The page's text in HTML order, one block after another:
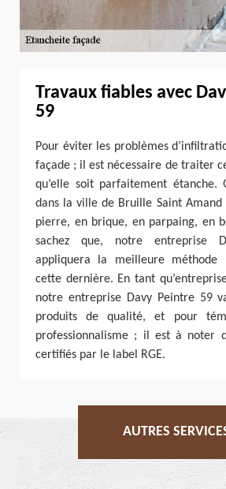
Travaux fiables avec
59
Pour éviter les problèmes
façade ; il est nécessaire de traiter
qu’elle soit parfaitement étanche.
dans la ville de Bruille Saint
pierre, en brique, en parpaing, en
sachez que, notre entreprise
appliquera la meilleure méthode
cette dernière. En tant
notre entreprise Davy Peintre 59
produits de qualité, et pour
professionnalisme ; il est à noter
certifiés par le label RGE.
AUTRES